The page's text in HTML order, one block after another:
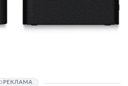
РЕКЛАМА